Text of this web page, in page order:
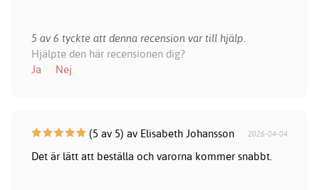
5 av 6 tyckte att denna recension var till hjälp.
Hjälpte den här recensionen dig?
Ja
Nej
(5 av 5) av Elisabeth Johansson 2026-04-04
Det är lätt att beställa och varorna kommer snabbt.